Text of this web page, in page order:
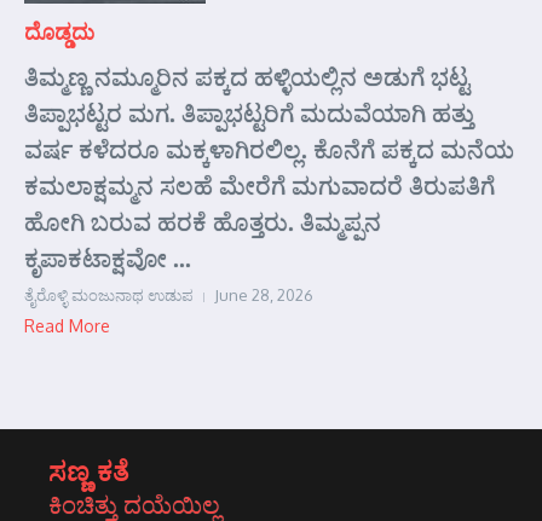
ದೊಡ್ಡದು
ತಿಮ್ಮಣ್ಣ ನಮ್ಮೂರಿನ ಪಕ್ಕದ ಹಳ್ಳಿಯಲ್ಲಿನ ಅಡುಗೆ ಭಟ್ಟ
ತಿಪ್ಪಾಭಟ್ಟರ ಮಗ. ತಿಪ್ಪಾಭಟ್ಟರಿಗೆ ಮದುವೆಯಾಗಿ ಹತ್ತು
ವರ್ಷ ಕಳೆದರೂ ಮಕ್ಕಳಾಗಿರಲಿಲ್ಲ. ಕೊನೆಗೆ ಪಕ್ಕದ ಮನೆಯ
ಕಮಲಾಕ್ಷಮ್ಮನ ಸಲಹೆ ಮೇರೆಗೆ ಮಗುವಾದರೆ ತಿರುಪತಿಗೆ
ಹೋಗಿ ಬರುವ ಹರಕೆ ಹೊತ್ತರು. ತಿಮ್ಮಪ್ಪನ
ಕೃಪಾಕಟಾಕ್ಷವೋ ...
ತೈರೊಳ್ಳಿ ಮಂಜುನಾಥ ಉಡುಪ June 28, 2026
Read More
ಸಣ್ಣ ಕತೆ
ಕಿಂಚಿತ್ತು ದಯೆಯಿಲ್ಲ